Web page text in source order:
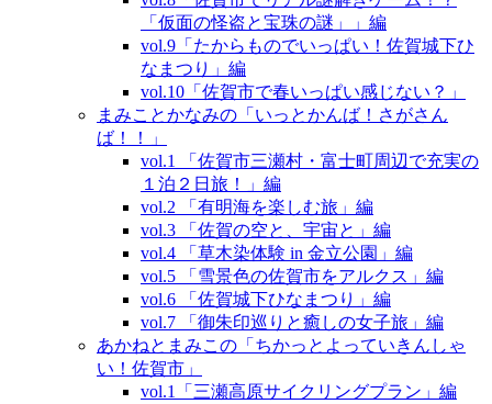
「仮面の怪盗と宝珠の謎」」編
vol.9「たからものでいっぱい！佐賀城下ひ
なまつり」編
vol.10「佐賀市で春いっぱい感じない？」
まみことかなみの「いっとかんば！さがさん
ば！！」
vol.1 「佐賀市三瀬村・富士町周辺で充実の
１泊２日旅！」編
vol.2 「有明海を楽しむ旅」編
vol.3 「佐賀の空と、宇宙と」編
vol.4 「草木染体験 in 金立公園」編
vol.5 「雪景色の佐賀市をアルクス」編
vol.6 「佐賀城下ひなまつり」編
vol.7 「御朱印巡りと癒しの女子旅」編
あかねとまみこの「ちかっとよっていきんしゃ
い！佐賀市」
vol.1「三瀬高原サイクリングプラン」編